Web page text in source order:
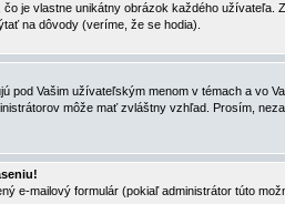
je vlastne unikátny obrázok každého
na dôvody (veríme, že se hodia).
pod Vašim užívateľským menom v témach a
môže mať zvláštny vzhľad. Prosím,
e-mailový formulár (pokiaľ administrátor túto